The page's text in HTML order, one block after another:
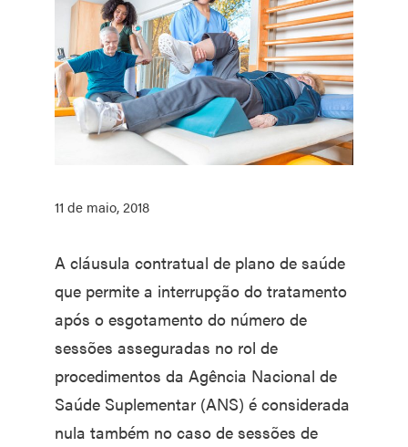
11 de maio, 2018
A cláusula contratual de plano de saúde
que permite a interrupção do tratamento
após o esgotamento do número de
sessões asseguradas no rol de
procedimentos da Agência Nacional de
Saúde Suplementar (ANS) é considerada
nula também no caso de sessões de